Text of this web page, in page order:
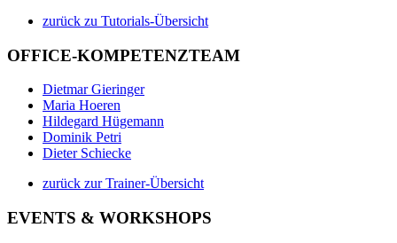
zurück zu Tutorials-Übersicht
OFFICE-KOMPETENZTEAM
Dietmar Gieringer
Maria Hoeren
Hildegard Hügemann
Dominik Petri
Dieter Schiecke
zurück zur Trainer-Übersicht
EVENTS & WORKSHOPS